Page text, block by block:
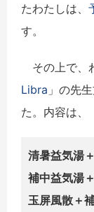
たわたしは、
す。
その上で、
Libra 」の先
た。内容は、
清暑益気湯
補中益気湯
玉屏風散＋